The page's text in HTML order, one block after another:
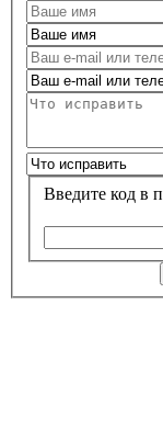
Введите код в